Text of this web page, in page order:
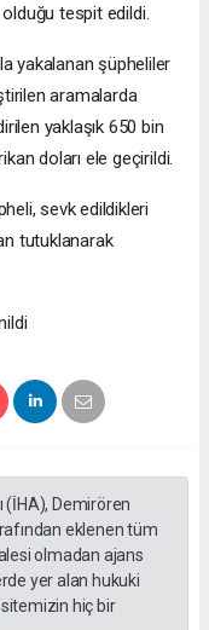
olduğu tespit edildi.
yakalanan şüpheliler
aramalarda
yaklaşık 650 bin
doları ele geçirildi.
sevk edildikleri
tutuklanarak
(İHA), Demirören
eklenen tüm
olmadan ajans
yer alan hukuki
hiç bir